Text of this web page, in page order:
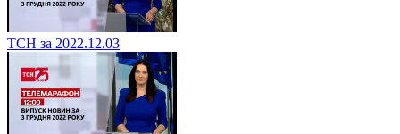
ТСН за 2022.12.03